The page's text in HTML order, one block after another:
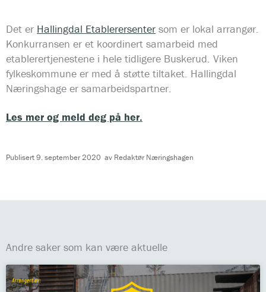
Det er Hallingdal Etablerersenter som er lokal arrangør.
Konkurransen er et koordinert samarbeid med
etablerertjenestene i hele tidligere Buskerud. Viken
fylkeskommune er med å støtte tiltaket. Hallingdal
Næringshage er samarbeidspartner.
Les mer og meld deg på her.
Publisert9. september 2020 av Redaktør Næringshagen
Andre saker som kan være aktuelle